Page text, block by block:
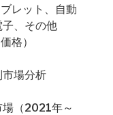
レット、自動
、その他
格）
場分析
場（2021年～